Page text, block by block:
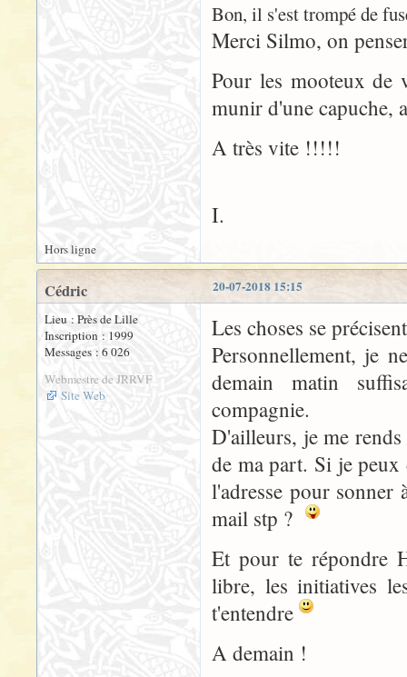
Bon, il s'est trompé de
Merci Silmo, on
Pour les mooteux de
munir d'une capuche,
A très vite !!!!!
I.
Hors ligne
20-07-2018 15:15
Cédric
Lieu : Près de Lille
Inscription : 1999
Messages : 6 026
Webmestre de JRRVF
Site Web
Les choses se
Personnellement, je
demain matin
compagnie.
D'ailleurs, je me
de ma part. Si je
l'adresse pour
mail stp ?
Et pour te répondre
libre, les initiatives
t'entendre
A demain !